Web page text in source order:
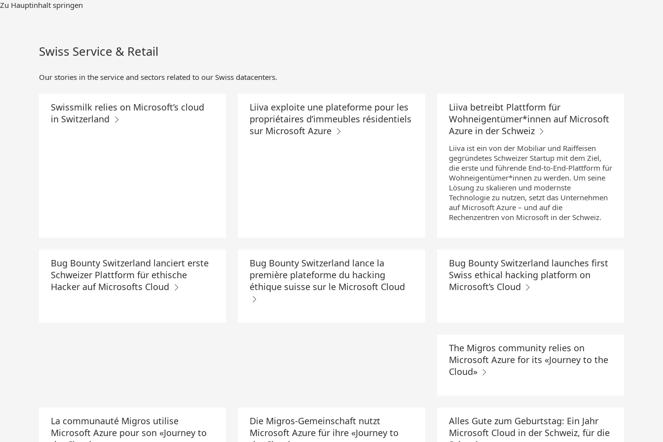
Skip
Zu Hauptinhalt springen
Swiss Service & Retail
Our stories in the service and sectors related to our Swiss datacenters.
Swissmilk relies on Microsoft’s cloud
in Switzerland
Liiva exploite une plateforme pour les
propriétaires d’immeubles résidentiels
sur Microsoft Azure
Liiva betreibt Plattform für
Wohneigentümer*innen auf Microsoft
Azure in der Schweiz
Liiva ist ein von der Mobiliar und Raiffeisen
gegründetes Schweizer Startup mit dem Ziel,
die erste und führende End-to-End-Plattform für
Wohneigentümer*innen zu werden. Um seine
Lösung zu skalieren und modernste
Technologie zu nutzen, setzt das Unternehmen
auf Microsoft Azure – und auf die
Rechenzentren von Microsoft in der Schweiz.
Bug Bounty Switzerland lanciert erste
Schweizer Plattform für ethische
Hacker auf Microsofts Cloud
Bug Bounty Switzerland lance la
première plateforme du hacking
éthique suisse sur le Microsoft Cloud
Bug Bounty Switzerland launches first
Swiss ethical hacking platform on
Microsoft’s Cloud
The Migros community relies on
Microsoft Azure for its «Journey to the
Cloud»
La communauté Migros utilise
Microsoft Azure pour son «Journey to
Die Migros-Gemeinschaft nutzt
Microsoft Azure für ihre «Journey to
Alles Gute zum Geburtstag: Ein Jahr
Microsoft Cloud in der Schweiz, für die